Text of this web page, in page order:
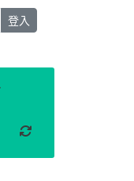
登入
重新取得佈景設定